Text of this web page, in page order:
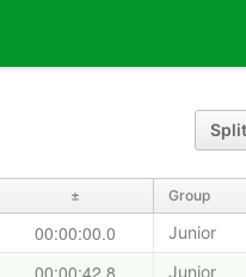
± Group
00:00:00.0 Junior
Junior